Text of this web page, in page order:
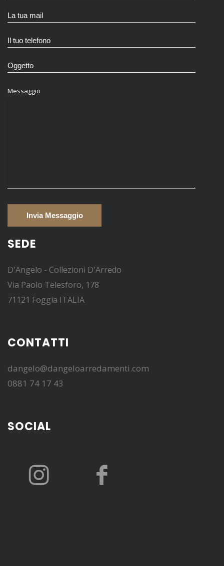
Messaggio
SEDE
D'Angelo - Collezioni D'Arredo
Via Paolo Telesforo, 178
71121 Foggia ITALIA
CONTATTI
dangelo@dangeloarredamenti.com
0881 74 17 43
SOCIAL